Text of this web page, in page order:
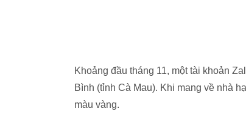
Khoảng đầu tháng 11, một tài khoản
Bình (tỉnh Cà Mau). Khi mang về nhà
màu vàng.